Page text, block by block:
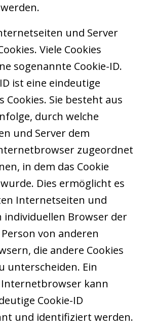
und Server
Viele Cookies
sogenannte Cookie-ID.
ist eine eindeutige
Cookies. Sie besteht aus
durch welche
und Server dem
zugeordnet
in dem das Cookie
Dies ermöglicht es
Internetseiten und
individuellen Browser der
von anderen
die andere Cookies
unterscheiden. Ein
kann
Cookie-ID
und identifiziert werden.